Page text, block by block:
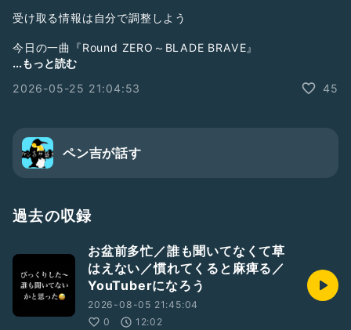
受け取る情報は自分で調整しよう
今日の一曲『Round ZERO～BLADE BRAVE』
→https://youtu.be/_ovilFvQ8_Y?si=KDumCPjQrUazfXO0
→
https://open.spotify.com/track/4COpw8g0ZmDSafuSotz
YJI?si=uajSAz2mSSmgVwQxR0ujuA
...もっと読む
2026-05-25 21:04:53
45
ペン吉が話す
過去の収録
お盆前多忙／誰も聞いてなくて草
はえない／慣れてくると麻痺る／
YouTuberになろう
2026-08-05 21:45:04
0
12:02